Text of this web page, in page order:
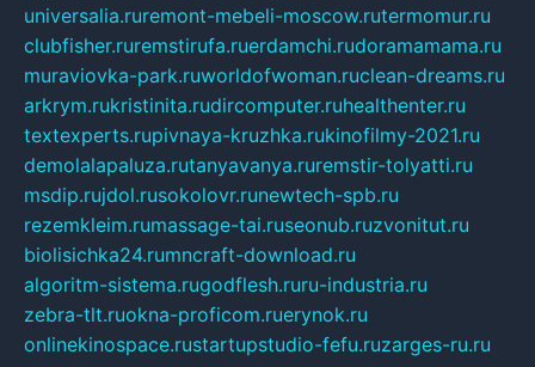
universalia.ruremont-mebeli-moscow.rutermomur.ru
clubfisher.ruremstirufa.ruerdamchi.rudoramamama.ru
muraviovka-park.ruworldofwoman.ruclean-dreams.ru
arkrym.rukristinita.rudircomputer.ruhealthenter.ru
textexperts.rupivnaya-kruzhka.rukinofilmy-2021.ru
demolalapaluza.rutanyavanya.ruremstir-tolyatti.ru
msdip.rujdol.rusokolovr.runewtech-spb.ru
rezemkleim.rumassage-tai.ruseonub.ruzvonitut.ru
biolisichka24.rumncraft-download.ru
algoritm-sistema.rugodflesh.ruru-industria.ru
zebra-tlt.ruokna-proficom.ruerynok.ru
onlinekinospace.rustartupstudio-fefu.ruzarges-ru.ru